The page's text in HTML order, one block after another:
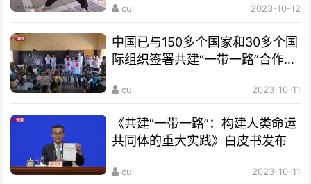
cui 2023-10-12
中国已与150多个国家和30多个国
际组织签署共建“一带一路”合作文
cui 2023-10-11
《共建“一带一路”：构建人类命运
共同体的重大实践》白皮书发布
cui 2023-10-11